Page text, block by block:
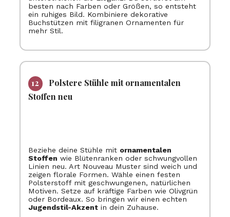
besten nach Farben oder Größen, so entsteht
ein ruhiges Bild. Kombiniere dekorative
Buchstützen mit filigranen Ornamenten für
mehr Stil.
Polstere Stühle mit ornamentalen
Stoffen neu
Beziehe deine Stühle mit ornamentalen
Stoffen wie Blütenranken oder schwungvollen
Linien neu. Art Nouveau Muster sind weich und
zeigen florale Formen. Wähle einen festen
Polsterstoff mit geschwungenen, natürlichen
Motiven. Setze auf kräftige Farben wie Olivgrün
oder Bordeaux. So bringen wir einen echten
Jugendstil-Akzentin dein Zuhause.